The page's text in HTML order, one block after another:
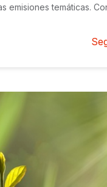
emisiones temáticas.
hacer esto realidad.*